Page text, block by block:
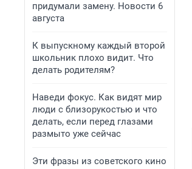
придумали замену. Новости 6
августа
К выпускному каждый второй
школьник плохо видит. Что
делать родителям?
Наведи фокус. Как видят мир
люди с близорукостью и что
делать, если перед глазами
размыто уже сейчас
Эти фразы из советского кино